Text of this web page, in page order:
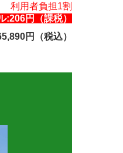
利用者負担1割
:206円（課税）
円（税込）